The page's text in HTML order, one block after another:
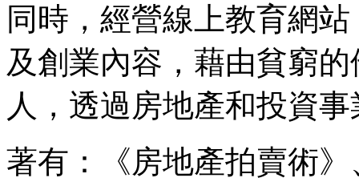
同時，經營線上教育網
及創業內容，藉由貧窮
人，透過房地產和投資
著有：《房地產拍賣術